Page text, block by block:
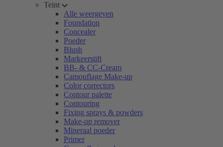
Teint
Alle weergeven
Foundation
Concealer
Poeder
Blush
Markeerstift
BB- & CC-Cream
Camouflage Make-up
Color correctors
Contour palette
Contouring
Fixing sprays & powders
Make-up remover
Mineraal poeder
Primer